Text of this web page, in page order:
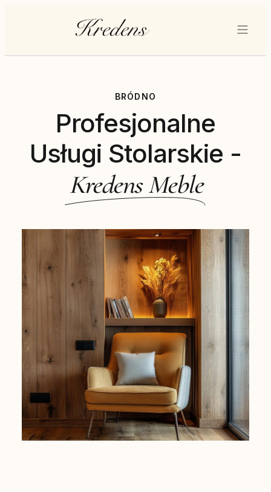
BRÓDNO
Profesjonalne
Usługi Stolarskie -
Kredens Meble